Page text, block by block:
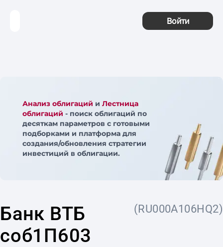
Войти
Анализ облигаций и Лестница
облигаций - поиск облигаций по
десяткам параметров с готовыми
подборками и платформа для
создания/обновления стратегии
инвестиций в облигации.
Банк ВТБ
соб1П603
(RU000A106HQ2)